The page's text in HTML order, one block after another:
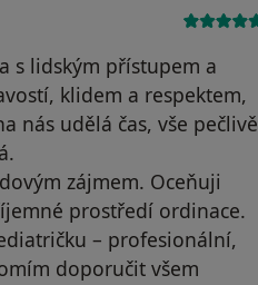
s lidským přístupem a
klidem a respektem,
nás udělá čas, vše pečlivě
zájmem. Oceňuji
prostředí ordinace.
– profesionální,
doporučit všem